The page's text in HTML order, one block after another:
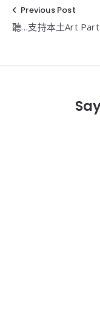
文
章
Previous Post
聽…支持本土Art